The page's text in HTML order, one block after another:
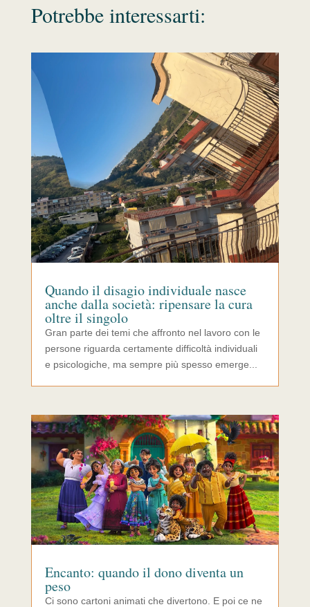
Potrebbe interessarti:
Quando il disagio individuale nasce
anche dalla società: ripensare la cura
oltre il singolo
Gran parte dei temi che affronto nel lavoro con le
persone riguarda certamente difficoltà individuali
e psicologiche, ma sempre più spesso emerge...
Encanto: quando il dono diventa un
peso
Ci sono cartoni animati che divertono. E poi ce ne